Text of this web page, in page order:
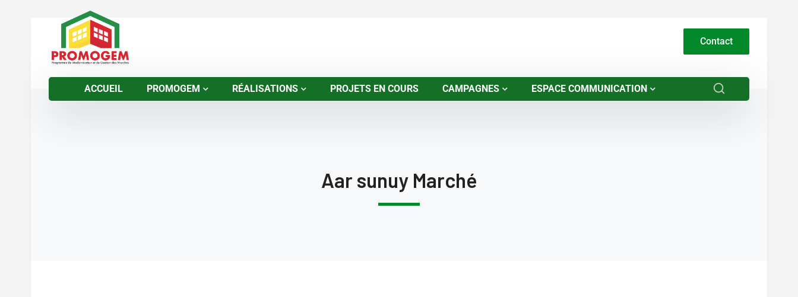
Contact
ACCUEIL PROMOGEM RÉALISATIONS PROJETS EN COURS CAMPAGNES ESPACE COMMUNICATION
Aar sunuy Marché